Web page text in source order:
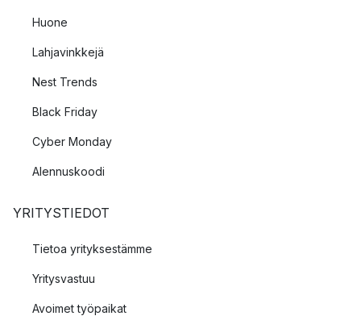
Huone
Lahjavinkkejä
Nest Trends
Black Friday
Cyber Monday
Alennuskoodi
YRITYSTIEDOT
Tietoa yrityksestämme
Yritysvastuu
Avoimet työpaikat